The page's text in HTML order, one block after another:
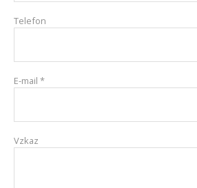
Telefon
E-mail *
Vzkaz